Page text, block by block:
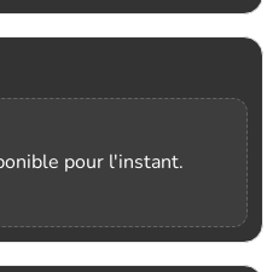
pour l'instant.